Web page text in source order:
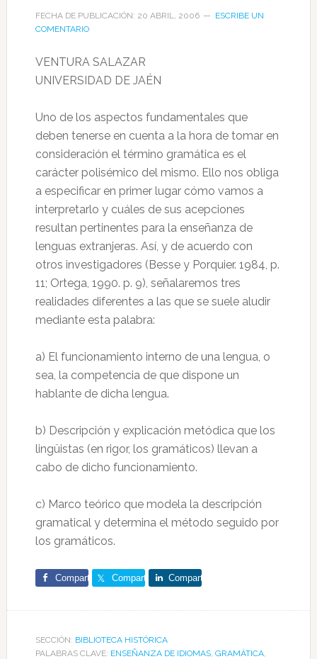
FECHA DE PUBLICACIÓN: 20 ABRIL, 2006
ESCRIBE UN
COMENTARIO
VENTURA SALAZAR
UNIVERSIDAD DE JAÉN
Uno de los aspectos fundamentales que
deben tenerse en cuenta a la hora de tomar en
consideración el término gramática es el
carácter polisémico del mismo. Ello nos obliga
a especificar en primer lugar cómo vamos a
interpretarlo y cuáles de sus acepciones
resultan pertinentes para la enseñanza de
lenguas extranjeras. Así, y de acuerdo con
otros investigadores (Besse y Porquier. 1984, p.
11; Ortega, 1990. p. 9), señalaremos tres
realidades diferentes a las que se suele aludir
mediante esta palabra:
a) El funcionamiento interno de una lengua, o
sea, la competencia de que dispone un
hablante de dicha lengua.
b) Descripción y explicación metódica que los
lingüistas (en rigor, los gramáticos) llevan a
cabo de dicho funcionamiento.
c) Marco teórico que modela la descripción
gramatical y determina el método seguido por
los gramáticos.
Comparte Comparte Comparte
SECCIÓN: BIBLIOTECA HISTÓRICA
PALABRAS CLAVE: ENSEÑANZA DE IDIOMAS, GRAMÁTICA,